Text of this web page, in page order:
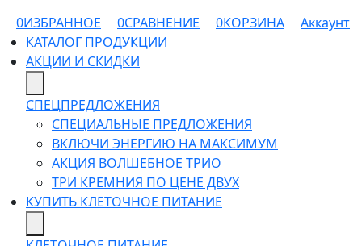
0ИЗБРАННОЕ 0СРАВНЕНИЕ 0КОРЗИНА
Аккаунт
КАТАЛОГ ПРОДУКЦИИ
АКЦИИ И СКИДКИ
СПЕЦПРЕДЛОЖЕНИЯ
СПЕЦИАЛЬНЫЕ ПРЕДЛОЖЕНИЯ
ВКЛЮЧИ ЭНЕРГИЮ НА МАКСИМУМ
АКЦИЯ ВОЛШЕБНОЕ ТРИО
ТРИ КРЕМНИЯ ПО ЦЕНЕ ДВУХ
КУПИТЬ КЛЕТОЧНОЕ ПИТАНИЕ